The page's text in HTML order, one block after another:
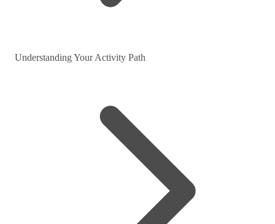
Understanding Your Activity Path